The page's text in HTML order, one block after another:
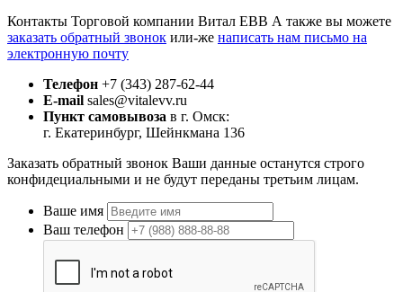
Контакты Торговой компании Витал ЕВВ А также вы можете
заказать обратный звонок или-же написать нам письмо на
электронную почту
Телефон +7 (343) 287-62-44
E-mail sales@vitalevv.ru
Пункт самовывоза в г. Омск:
г. Екатеринбург, Шейнкмана 136
Заказать обратный звонок Ваши данные останутся строго
конфидециальными и не будут переданы третьим лицам.
Ваше имя
Ваш телефон